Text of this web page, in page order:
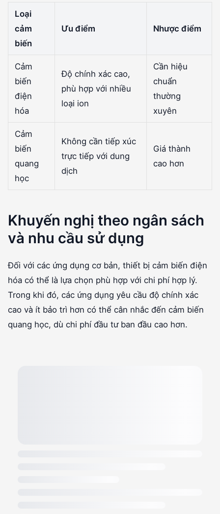
Loại
cảm
biến
Ưu điểm Nhược điểm
Cảm
biến
điện
hóa
Độ chính xác cao,
phù hợp với nhiều
loại ion
Cần hiệu
chuẩn
thường
xuyên
Cảm
biến
quang
học
Không cần tiếp xúc
trực tiếp với dung
dịch
Giá thành
cao hơn
Khuyến nghị theo ngân sách
và nhu cầu sử dụng
Đối với các ứng dụng cơ bản, thiết bị cảm biến điện
hóa có thể là lựa chọn phù hợp với chi phí hợp lý.
Trong khi đó, các ứng dụng yêu cầu độ chính xác
cao và ít bảo trì hơn có thể cân nhắc đến cảm biến
quang học, dù chi phí đầu tư ban đầu cao hơn.